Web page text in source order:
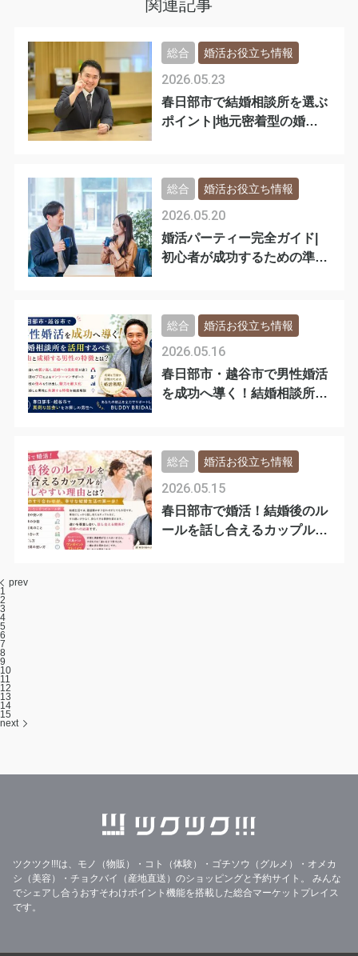
関連記事
春日部市で結婚相談所を選ぶ
ポイント|地元密着型の婚活
2026.05.23
総合 婚活お役立ち情報
婚活パーティー完全ガイド|
初心者が成功するための準備
2026.05.20
総合 婚活お役立ち情報
春日部市・越谷市で男性婚活
を成功へ導く！結婚相談所の
2026.05.16
総合 婚活お役立ち情報
春日部市で婚活！結婚後のル
ールを話し合えるカップルが
2026.05.15
総合 婚活お役立ち情報
prev
1
2
3
4
5
6
7
8
9
10
11
12
13
14
15
next
ツクツク!!!は、モノ（物販）・コト（体験）・ゴチソウ（グルメ）・オメカ
シ（美容）・チョクバイ（産地直送）のショッピングと予約サイト。
みんな
でシェアし合うおすそわけポイント機能を搭載した総合マーケットプレイス
です。